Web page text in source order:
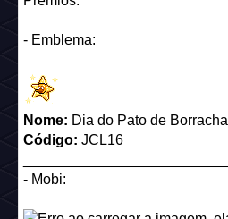
- Emblema:
Nome: Dia do Pato de Borracha
Código: JCL16
- Mobi: